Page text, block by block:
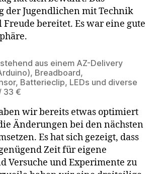
der Jugendlichen mit Technik
bereitet. Es war eine gute
aus einem AZ-Delivery
Breadboard,
Batterieclip, LEDs und diverse
33 €
wir bereits etwas optimiert
Änderungen bei den nächsten
Es hat sich gezeigt, dass
Zeit für eigene
Versuche und Experimente zu